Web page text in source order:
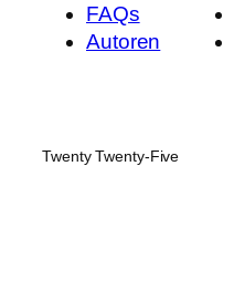
FAQs
Autoren
Twenty Twenty-Five